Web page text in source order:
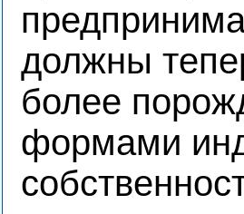
должны
более
формами